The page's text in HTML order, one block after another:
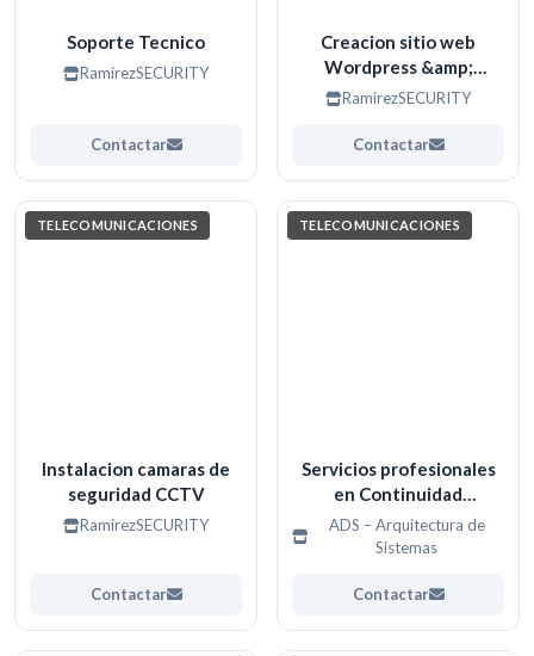
Soporte Tecnico
RamirezSECURITY
Contactar
Creacion sitio web
Wordpress &amp;
Codificacion
RamirezSECURITY
Contactar
TELECOMUNICACIONES
Instalacion camaras de
seguridad CCTV
RamirezSECURITY
Contactar
TELECOMUNICACIONES
Servicios profesionales
en Continuidad
Operacional,
Infraestructura TI,
ADS – Arquitectura de
Sistemas
Contactar